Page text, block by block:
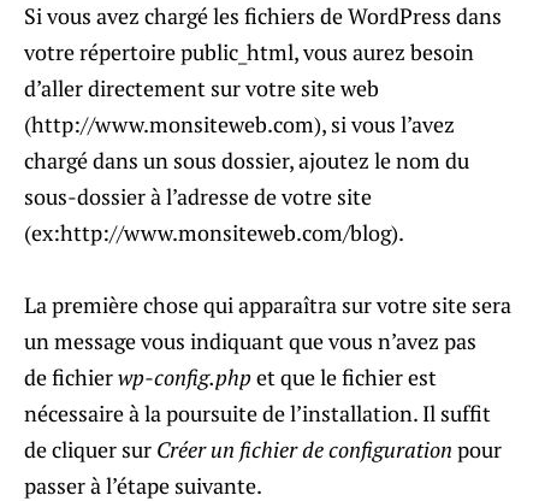
Si vous avez chargé les fichiers de WordPress dans
votre répertoire public_html, vous aurez besoin
d’aller directement sur votre site web
(http://www.monsiteweb.com), si vous l’avez
chargé dans un sous dossier, ajoutez le nom du
sous-dossier à l’adresse de votre site
(ex:http://www.monsiteweb.com/blog).
La première chose qui apparaîtra sur votre site sera
un message vous indiquant que vous n’avez pas
de fichierwp-config.phpet que le fichier est
nécessaire à la poursuite de l’installation. Il suffit
de cliquer sur Créer un fichier de configuration pour
passer à l’étape suivante.